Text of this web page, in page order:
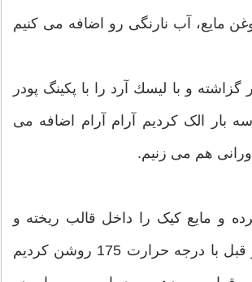
مايع، آب نارنگی رو اضافه می كنيم
گزاشته و با ليسك آرد را با پكينگ پودر
بار الک كرديم آرام آرام اضافه می
هم می زنيم.
و مايع كيک را داخل قالب ريخته و
داخل فری که از قبل با درجه حرارت 175 روشن كرديم